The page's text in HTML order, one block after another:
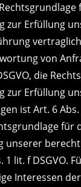
zur Erfüllung
von
die
zur Erfüllung
ist Art. 6 Abs.
für
unserer
1 lit. f DSGVO.
Interessen